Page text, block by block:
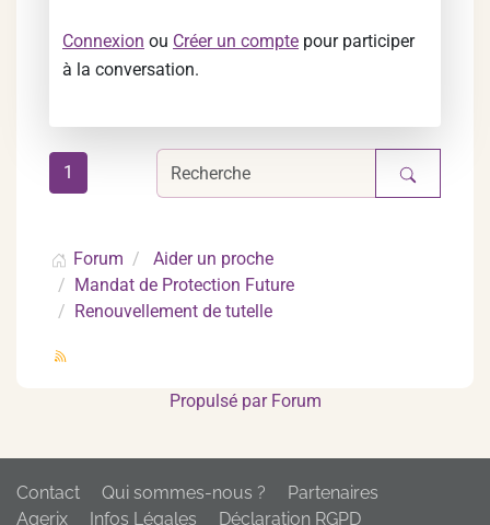
Connexion ou Créer un compte pour participer
à la conversation.
1
Forum
Aider un proche
Mandat de Protection Future
Renouvellement de tutelle
Propulsé par Forum
Contact Qui sommes-nous ?
Partenaires
Agerix
Infos Légales Déclaration RGPD